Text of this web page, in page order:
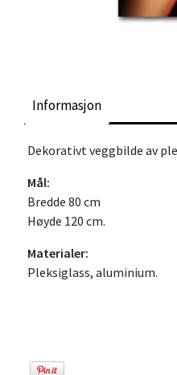
Informasjon
Dekorativt veggbilde av
Mål:
Bredde 80 cm
Høyde 120 cm.
Materialer:
Pleksiglass, aluminium.